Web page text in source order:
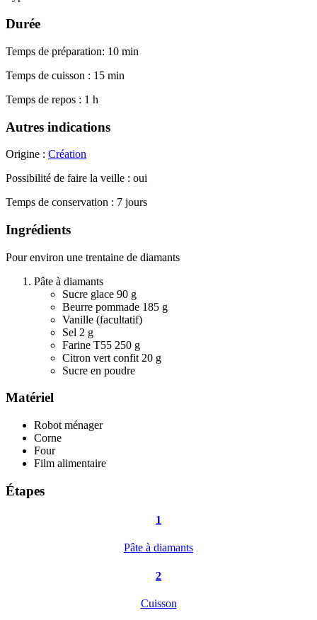
Durée
Temps de préparation: 10 min
Temps de cuisson : 15 min
Temps de repos : 1 h
Autres indications
Origine : Création
Possibilité de faire la veille : oui
Temps de conservation : 7 jours
Ingrédients
Pour environ une trentaine de diamants
Pâte à diamants
Sucre glace 90 g
Beurre pommade 185 g
Vanille (facultatif)
Sel 2 g
Farine T55 250 g
Citron vert confit 20 g
Sucre en poudre
Matériel
Robot ménager
Corne
Four
Film alimentaire
Étapes
1
Pâte à diamants
2
Cuisson